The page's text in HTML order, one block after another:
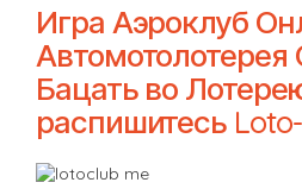
Игра Аэроклуб
Автомотолотерея
Бацать во
распишитесь